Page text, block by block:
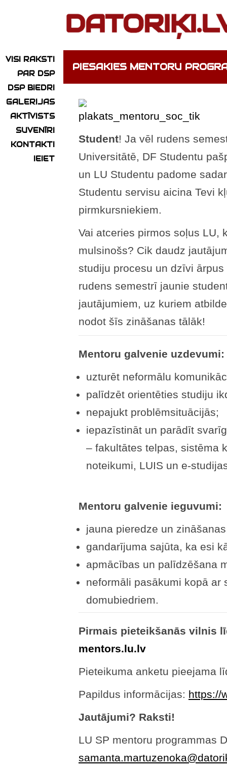
VISI RAKSTI
PAR DSP
DSP BIEDRI
GALERIJAS
AKTĪVISTS
SUVENĪRI
KONTAKTI
IEIET
PIESAKIES MENTORU
Student! Ja vēl rudens
Universitātē, DF Studentu
un LU Studentu padome
Studentu servisu aicina Tevi
pirmkursniekiem.
Vai atceries pirmos soļus LU,
mulsinošs? Cik daudz
studiju procesu un dzīvi
rudens semestrī jaunie
jautājumiem, uz kuriem
nodot šīs zināšanas tālāk!
Mentoru galvenie uzdevumi:
uzturēt neformālu
palīdzēt orientēties studiju
nepajukt problēmsituācijās;
iepazīstināt un parādīt
– fakultātes telpas, sistēma
noteikumi, LUIS un e-
Mentoru galvenie ieguvumi:
jauna pieredze un
gandarījuma sajūta, ka esi
apmācības un palīdzēšana
neformāli pasākumi kopā ar
domubiedriem.
Pirmais pieteikšanās vilnis
mentors.lu.lv
Pieteikuma anketu pieejama
Papildus informācijas: https://
Jautājumi? Raksti!
LU SP mentoru programmas